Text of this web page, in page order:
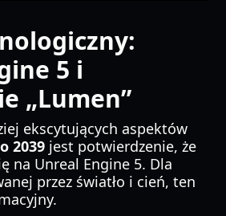
5 i
„Lumen”
ekscytujących aspektów
2039 jest potwierdzenie, że
na Unreal Engine 5. Dla
przez światło i cień, ten